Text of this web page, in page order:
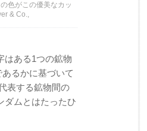
色がこの優美なカッ
& Co.,
はある1つの鉱物
るかに基づいて
表する鉱物間の
ダムとはたったひ